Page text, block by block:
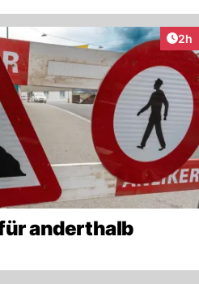
2h
anderthalb